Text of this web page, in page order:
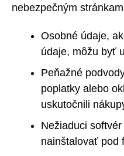
nebezpečným
Osobné údaje,
údaje, môžu byť
Peňažné
poplatky alebo
uskutočnili
Nežiaduci
nainštalovať pod